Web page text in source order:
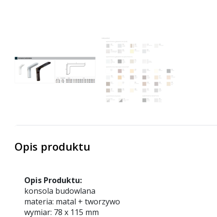
Opis produktu
Opis Produktu:
konsola budowlana
materia: matal + tworzywo
wymiar: 78 x 115 mm